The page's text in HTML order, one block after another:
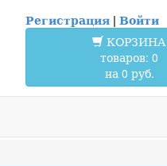
Регистрация| Войти
КОРЗИНА
товаров: 0
на 0 руб.